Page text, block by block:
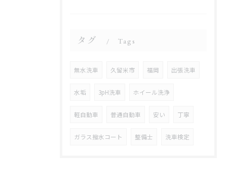
タグ Tags
無水洗車 久留米市 福岡 出張洗車
水垢 3pH洗車 ホイール洗浄
軽自動車 普通自動車 安い 丁寧
ガラス撥水コート 整備士 洗車検定